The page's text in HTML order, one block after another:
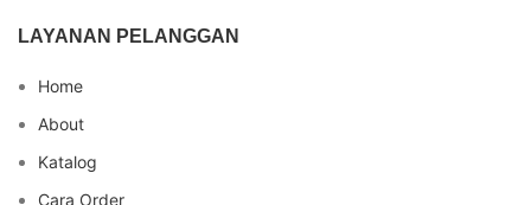
LAYANAN PELANGGAN
Home
About
Katalog
Cara Order